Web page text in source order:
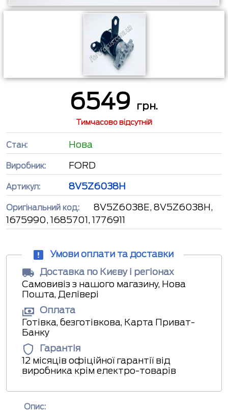
6549 грн.
Тимчасово відсутній
Стан: Нова
Виробник: FORD
Артикул: 8V5Z6038H
Оригінальний код:
8V5Z6038E, 8V5Z6038H,
1675990, 1685701, 1776911
Умови оплати та доставки
Доставка по Києву і регіонах
Самовивіз з нашого магазину, Нова
Пошта, Делівері
Оплата
Готівка, безготівкова, Карта Приват-
Банку
Гарантія
12 місяців офіційної гарантії від
виробника крім електро-товарів
Опис: